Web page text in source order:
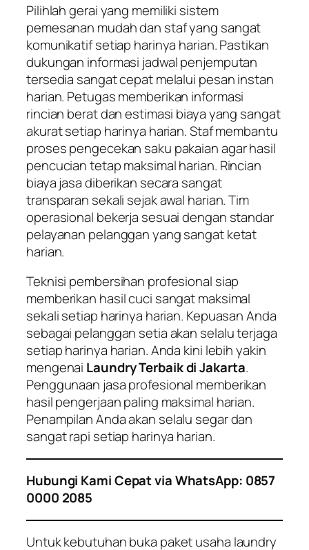
Pilihlah gerai yang memiliki sistem
pemesanan mudah dan staf yang sangat
komunikatif setiap harinya harian. Pastikan
dukungan informasi jadwal penjemputan
tersedia sangat cepat melalui pesan instan
harian. Petugas memberikan informasi
rincian berat dan estimasi biaya yang sangat
akurat setiap harinya harian. Staf membantu
proses pengecekan saku pakaian agar hasil
pencucian tetap maksimal harian. Rincian
biaya jasa diberikan secara sangat
transparan sekali sejak awal harian. Tim
operasional bekerja sesuai dengan standar
pelayanan pelanggan yang sangat ketat
harian.
Teknisi pembersihan profesional siap
memberikan hasil cuci sangat maksimal
sekali setiap harinya harian. Kepuasan Anda
sebagai pelanggan setia akan selalu terjaga
setiap harinya harian. Anda kini lebih yakin
mengenai Laundry Terbaik di Jakarta.
Penggunaan jasa profesional memberikan
hasil pengerjaan paling maksimal harian.
Penampilan Anda akan selalu segar dan
sangat rapi setiap harinya harian.
Hubungi Kami Cepat via WhatsApp: 0857
0000 2085
Untuk kebutuhan buka paket usaha laundry